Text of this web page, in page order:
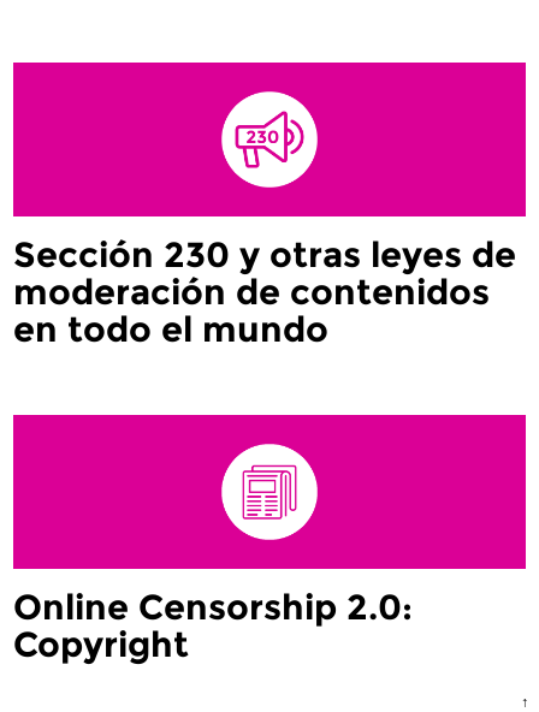
Sección 230 y otras leyes de
moderación de contenidos
en todo el mundo
Online Censorship 2.0:
Copyright
↑